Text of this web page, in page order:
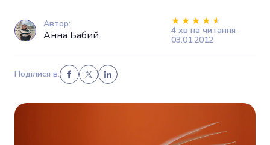
Автор:
Анна Бабий
4 хв на читання ·
03.01.2012
Поділися в: